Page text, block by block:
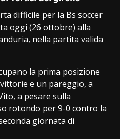
difficile per la Bs soccer
oggi (26 ottobre) alla
nella partita valida
la prima posizione
e un pareggio, a
a pesare sulla
rotondo per 9-0 contro la
giornata di